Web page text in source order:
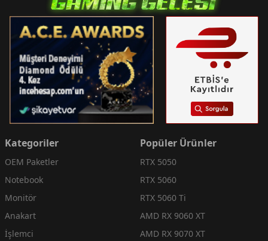
Kategoriler
OEM Paketler
Notebook
Monitör
Anakart
İşlemci
Popüler Ürünler
RTX 5050
RTX 5060
RTX 5060 Ti
AMD RX 9060 XT
AMD RX 9070 XT